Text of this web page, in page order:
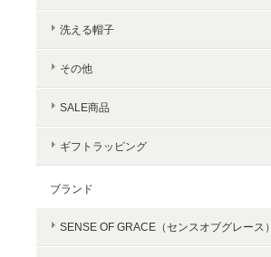
洗える帽子
その他
SALE商品
ギフトラッピング
ブランド
SENSE OF GRACE（センスオブグレース）